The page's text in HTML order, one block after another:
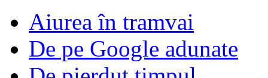
Aiurea în tramvai
De pe Google adunate